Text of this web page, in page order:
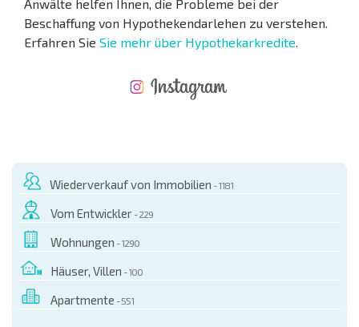
Anwälte helfen Ihnen, die Probleme bei der
Beschaffung von Hypothekendarlehen zu verstehen.
Erfahren Sie Sie mehr über Hypothekarkredite.
Wiederverkauf von Immobilien - 1181
Vom Entwickler - 229
Wohnungen - 1290
Häuser, Villen - 100
Apartmente - 551